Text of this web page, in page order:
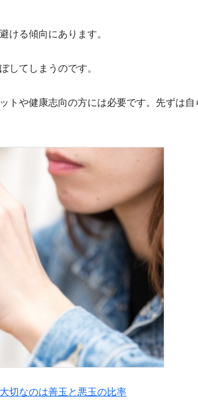
ける傾向にあります。
してしまうのです。
や健康志向の方には必要です。先ずは自
切なのは善玉と悪玉の比率